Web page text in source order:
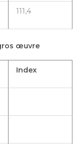
111,4
œuvre
Index